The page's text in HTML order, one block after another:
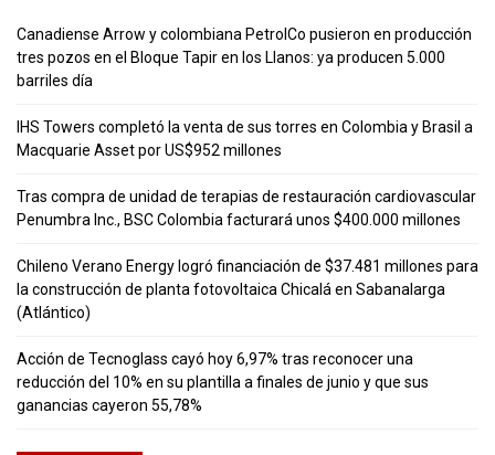
Canadiense Arrow y colombiana PetrolCo pusieron en producción
tres pozos en el Bloque Tapir en los Llanos: ya producen 5.000
barriles día
IHS Towers completó la venta de sus torres en Colombia y Brasil a
Macquarie Asset por US$952 millones
Tras compra de unidad de terapias de restauración cardiovascular
Penumbra Inc., BSC Colombia facturará unos $400.000 millones
Chileno Verano Energy logró financiación de $37.481 millones para
la construcción de planta fotovoltaica Chicalá en Sabanalarga
(Atlántico)
Acción de Tecnoglass cayó hoy 6,97% tras reconocer una
reducción del 10% en su plantilla a finales de junio y que sus
ganancias cayeron 55,78%